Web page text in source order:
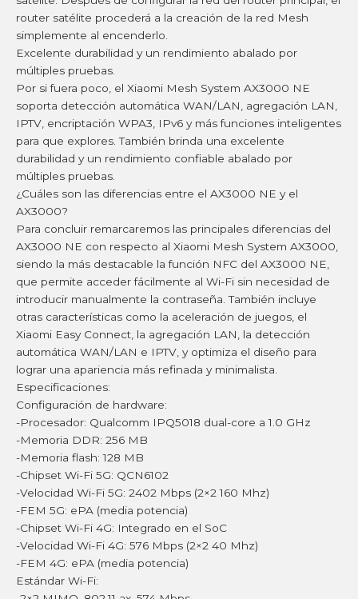
router satélite procederá a la creación de la red Mesh
simplemente al encenderlo.
Excelente durabilidad y un rendimiento abalado por
múltiples pruebas.
Por si fuera poco, el Xiaomi Mesh System AX3000 NE
soporta detección automática WAN/LAN, agregación LAN,
IPTV, encriptación WPA3, IPv6 y más funciones inteligentes
para que explores. También brinda una excelente
durabilidad y un rendimiento confiable abalado por
múltiples pruebas.
¿Cuáles son las diferencias entre el AX3000 NE y el
AX3000?
Para concluir remarcaremos las principales diferencias del
AX3000 NE con respecto al Xiaomi Mesh System AX3000,
siendo la más destacable la función NFC del AX3000 NE,
que permite acceder fácilmente al Wi-Fi sin necesidad de
introducir manualmente la contraseña. También incluye
otras características como la aceleración de juegos, el
Xiaomi Easy Connect, la agregación LAN, la detección
automática WAN/LAN e IPTV, y optimiza el diseño para
lograr una apariencia más refinada y minimalista.
Especificaciones:
Configuración de hardware:
-Procesador: Qualcomm IPQ5018 dual-core a 1.0 GHz
-Memoria DDR: 256 MB
-Memoria flash: 128 MB
-Chipset Wi-Fi 5G: QCN6102
-Velocidad Wi-Fi 5G: 2402 Mbps (2×2 160 Mhz)
-FEM 5G: ePA (media potencia)
-Chipset Wi-Fi 4G: Integrado en el SoC
-Velocidad Wi-Fi 4G: 576 Mbps (2×2 40 Mhz)
-FEM 4G: ePA (media potencia)
Estándar Wi-Fi: